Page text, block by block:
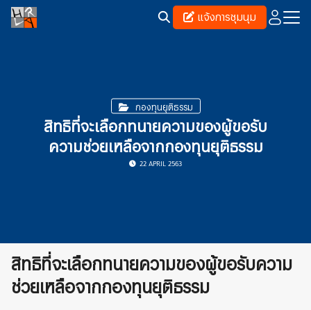
Skip
แจ้งการชุมนุม
กองทุนยุติธรรม
สิทธิที่จะเลือกทนายความของผู้ขอรับ
ความช่วยเหลือจากกองทุนยุติธรรม
22 APRIL 2563
สิทธิที่จะเลือกทนายความของผู้ขอรับความ
ช่วยเหลือจากกองทุนยุติธรรม